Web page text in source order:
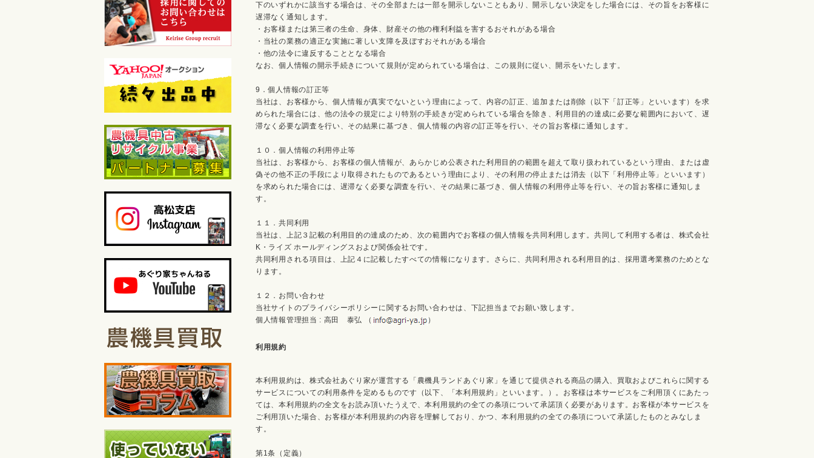
下のいずれかに該当する場合は、その全部または一部を開示しないこともあり、開示しない決定をした場合には、その旨をお客様に
遅滞なく通知します。
・お客様または第三者の生命、身体、財産その他の権利利益を害するおそれがある場合
・当社の業務の適正な実施に著しい支障を及ぼすおそれがある場合
・他の法令に違反することとなる場合
なお、個人情報の開示手続きについて規則が定められている場合は、この規則に従い、開示をいたします。
9．個人情報の訂正等
当社は、お客様から、個人情報が真実でないという理由によって、内容の訂正、追加または削除（以下「訂正等」といいます）を求
められた場合には、他の法令の規定により特別の手続きが定められている場合を除き、利用目的の達成に必要な範囲内において、遅
滞なく必要な調査を行い、その結果に基づき、個人情報の内容の訂正等を行い、その旨お客様に通知します。
１０．個人情報の利用停止等
当社は、お客様から、お客様の個人情報が、あらかじめ公表された利用目的の範囲を超えて取り扱われているという理由、または虚
偽その他不正の手段により取得されたものであるという理由により、その利用の停止または消去（以下「利用停止等」といいます）
を求められた場合には、遅滞なく必要な調査を行い、その結果に基づき、個人情報の利用停止等を行い、その旨お客様に通知しま
す。
１１．共同利用
当社は、上記３記載の利用目的の達成のため、次の範囲内でお客様の個人情報を共同利用します。共同して利用する者は、株式会社
K・ライズ ホールディングスおよび関係会社です。
共同利用される項目は、上記４に記載したすべての情報になります。さらに、共同利用される利用目的は、採用選考業務のためとな
ります。
１２．お問い合わせ
当社サイトのプライバシーポリシーに関するお問い合わせは、下記担当までお願い致します。
個人情報管理担当 : 高田 泰弘 （
）
利用規約
本利用規約は、株式会社あぐり家が運営する「農機具ランドあぐり家」を通じて提供される商品の購入、買取およびこれらに関する
サービスについての利用条件を定めるものです（以下、「本利用規約」といいます。）。お客様は本サービスをご利用頂くにあたっ
ては、本利用規約の全文をお読み頂いたうえで、本利用規約の全ての条項について承諾頂く必要があります。お客様が本サービスを
ご利用頂いた場合、お客様が本利用規約の内容を理解しており、かつ、本利用規約の全ての条項について承諾したものとみなしま
す。
第1条（定義）